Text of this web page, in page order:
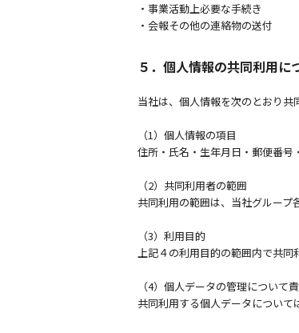
・事業活動上必要な手続き
・会報その他の連絡物の送付
５．個人情報の共同利用に
当社は、個人情報を次のとおり共
（1）個人情報の項目
住所・氏名・生年月日・郵便番号
（2）共同利用者の範囲
共同利用の範囲は、当社グループ
（3）利用目的
上記４の利用目的の範囲内で共同
（4）個人データの管理について
共同利用する個人データについて